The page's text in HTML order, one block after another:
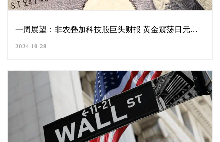
一周展望：非农叠加科技股巨头财报 黄金震荡日元延续弱势？
2024-10-28